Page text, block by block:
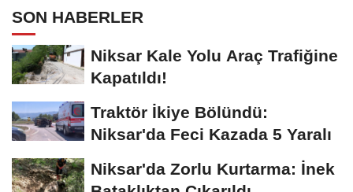
SON HABERLER
Niksar Kale Yolu Araç Trafiğine
Kapatıldı!
Traktör İkiye Bölündü:
Niksar'da Feci Kazada 5 Yaralı
Niksar'da Zorlu Kurtarma: İnek